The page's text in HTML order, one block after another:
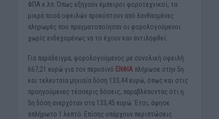
ΦΠΑ κ.λπ. Όπως εξηγούν έμπειροι φοροτεχνικοί, τα
μικρά ποσά οφειλών προκύπτουν από λανθασμένες
πληρωμές που πραγματοποίησαν οι φορολογούμενοι
χωρίς ενδεχομένως να το έχουν καν αντιληφθεί.
Για παράδειγμα, φορολογούμενος με συνολική οφειλή
667,21 ευρώ για τον περυσινό ΕΝΦΙΑπλήρωσε στην 5η
και τελευταία μηνιαία δόση 133,44 ευρώ, όπως και στις
προηγούμενες τέσσερις δόσεις, παραβλέποντας ότι η
5η δόση ανερχόταν στα 133,45 ευρώ. Έτσι, άφησε
απλήρωτο 1 λεπτό. Επίσης υπάρχουν περιπτώσεις